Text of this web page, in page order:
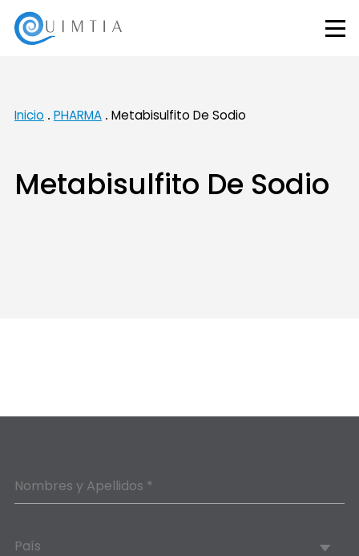
Inicio PHARMA Metabisulfito De Sodio
Metabisulfito De Sodio
Nombres y Apellidos *
País